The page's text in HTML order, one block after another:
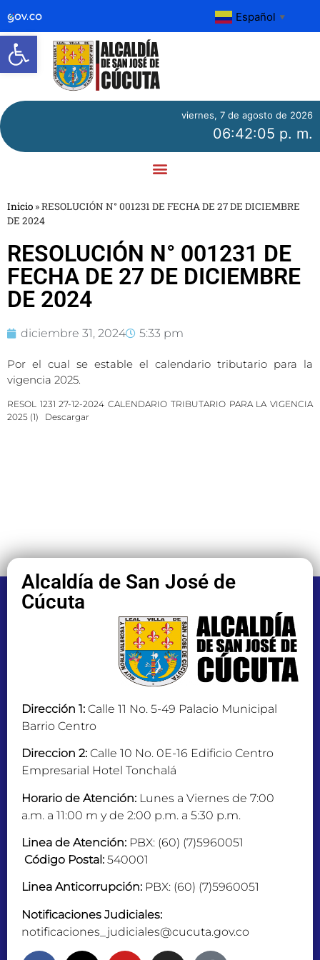
Abrir barra de herramientas
Español ▼
viernes, 7 de agosto de 2026
06:42:05 p. m.
Inicio »RESOLUCIÓN N° 001231 DE FECHA DE 27 DE DICIEMBRE
DE 2024
RESOLUCIÓN N° 001231 DE
FECHA DE 27 DE DICIEMBRE
DE 2024
diciembre 31, 2024 5:33 pm
Por el cual se estable el calendario tributario para la
vigencia 2025.
RESOL 1231 27-12-2024 CALENDARIO TRIBUTARIO PARA LA VIGENCIA
2025 (1)
Descargar
Alcaldía de San José de
Cúcuta
Dirección 1: Calle 11 No. 5-49 Palacio Municipal
Barrio Centro
Direccion 2: Calle 10 No. 0E-16 Edificio Centro
Empresarial Hotel Tonchalá
Horario de Atención: Lunes a Viernes de 7:00
a.m. a 11:00 m y de 2:00 p.m. a 5:30 p.m.
Linea de Atención: PBX: (60) (7)5960051
Código Postal: 540001
Linea Anticorrupción: PBX: (60) (7)5960051
Notificaciones Judiciales:
notificaciones_judiciales@cucuta.gov.co